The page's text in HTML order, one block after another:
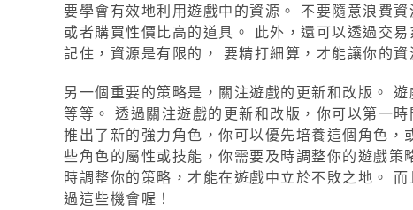
要學會有效地利用遊戲中的資源。 不要隨意浪費
或者購買性價比高的道具。 此外，還可以透過交
記住，資源是有限的， 要精打細算，才能讓你的資
另一個重要的策略是，關注遊戲的更新和改版。
等等。 透過關注遊戲的更新和改版，你可以第一
推出了新的強力角色，你可以優先培養這個角色
些角色的屬性或技能，你需要及時調整你的遊戲
時調整你的策略，才能在遊戲中立於不敗之地。
過這些機會喔！